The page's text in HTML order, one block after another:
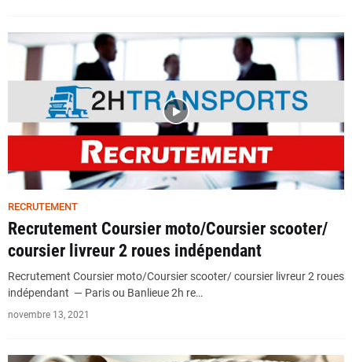
RECRUTEMENT
Recrutement Coursier moto/Coursier scooter/
coursier livreur 2 roues indépendant
Recrutement Coursier moto/Coursier scooter/ coursier livreur 2 roues
indépendant — Paris ou Banlieue 2h re…
novembre 13, 2021